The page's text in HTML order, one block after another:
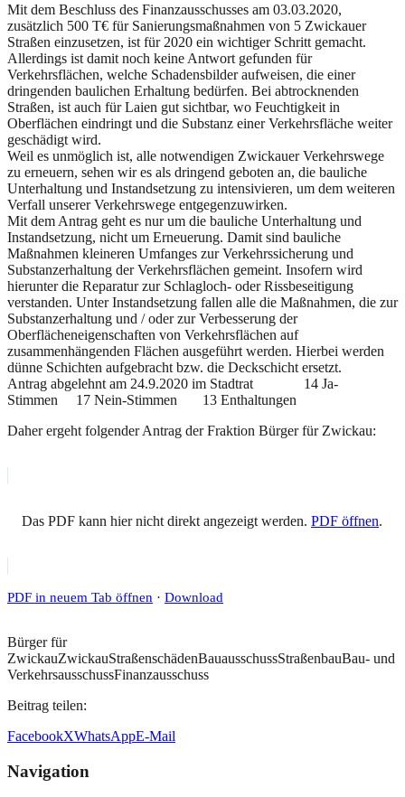
Mit dem Beschluss des Finanzausschusses am 03.03.2020,
zusätzlich 500 T€ für Sanierungsmaßnahmen von 5 Zwickauer
Straßen einzusetzen, ist für 2020 ein wichtiger Schritt gemacht.
Allerdings ist damit noch keine Antwort gefunden für
Verkehrsflächen, welche Schadensbilder aufweisen, die einer
dringenden baulichen Erhaltung bedürfen. Bei abtrocknenden
Straßen, ist auch für Laien gut sichtbar, wo Feuchtigkeit in
Oberflächen eindringt und die Substanz einer Verkehrsfläche weiter
geschädigt wird.
Weil es unmöglich ist, alle notwendigen Zwickauer Verkehrswege
zu erneuern, sehen wir es als dringend geboten an, die bauliche
Unterhaltung und Instandsetzung zu intensivieren, um dem weiteren
Verfall unserer Verkehrswege entgegenzuwirken.
Mit dem Antrag geht es nur um die bauliche Unterhaltung und
Instandsetzung, nicht um Erneuerung. Damit sind bauliche
Maßnahmen kleineren Umfanges zur Verkehrssicherung und
Substanzerhaltung der Verkehrsflächen gemeint. Insofern wird
hierunter die Reparatur zur Schlagloch- oder Rissbeseitigung
verstanden. Unter Instandsetzung fallen alle die Maßnahmen, die zur
Substanzerhaltung und / oder zur Verbesserung der
Oberflächeneigenschaften von Verkehrsflächen auf
zusammenhängenden Flächen ausgeführt werden. Hierbei werden
dünne Schichten aufgebracht bzw. die Deckschicht ersetzt.
Antrag abgelehnt am 24.9.2020 im Stadtrat 14 Ja-
Stimmen 17 Nein-Stimmen 13 Enthaltungen
Daher ergeht folgender Antrag der Fraktion Bürger für Zwickau:
Das PDF kann hier nicht direkt angezeigt werden. PDF öffnen.
PDF in neuem Tab öffnen · Download
Bürger für
ZwickauZwickauStraßenschädenBauausschussStraßenbauBau- und
VerkehrsausschussFinanzausschuss
Beitrag teilen:
FacebookXWhatsAppE-Mail
Navigation